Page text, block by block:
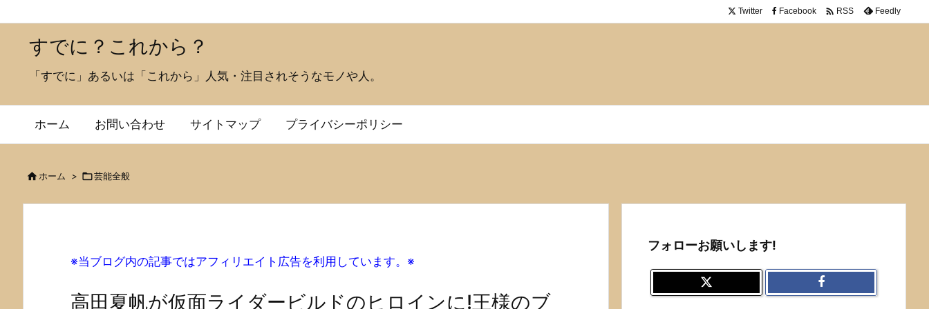
すでに？これから？
「すでに」あるいは「これから」人気・注目されそうなモノや人。
ホーム お問い合わせ サイトマップ プライバシーポリシー
Twitter Facebook  RSS Feedly
 ホーム > 芸能全般
※当ブログ内の記事ではアフィリエイト広告を利用しています。※
高田夏帆が仮面ライダービルドのヒロインに!王様のブ
フォローお願いします!